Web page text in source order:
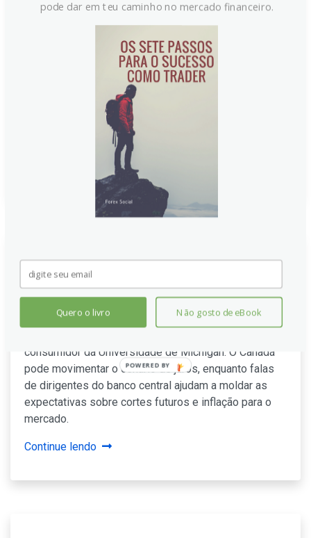
e PIB do Canadá
USD/CAD mantém-se estável perto de 1,3750, após
interromper uma sequência de quedas. O mercado
aguarda dados-chave dos EUA e do Canadá, incluindo
o PCE de inflação e o PIB. O dólar luta por direção,
enquanto o Canadá enfrenta desaceleração
econômica e novos sinais de cortes na BoC no curto
Quais são os principais eventos
de hoje?
Hoje, os mercados continuam atentos a PIB espanhol,
consumidor da Universidade de Michigan. O Canadá
pode movimentar o cenário de juros, enquanto falas
de dirigentes do banco central ajudam a moldar as
expectativas sobre cortes futuros e inflação para o
mercado.
Continue lendo
pode dar em teu caminho no mercado financeiro.
Quero o livro Não gosto de eBook
POWERED BY